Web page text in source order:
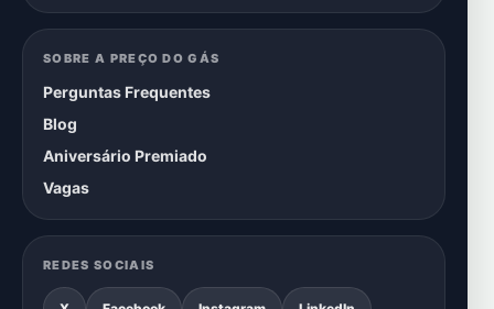
SOBRE A PREÇO DO GÁS
Perguntas Frequentes
Blog
Aniversário Premiado
Vagas
REDES SOCIAIS